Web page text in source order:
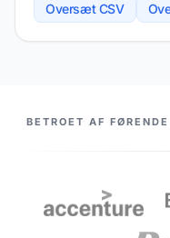
Oversæt CSV
VORES PARTNERE
BETROET AF